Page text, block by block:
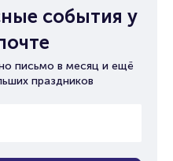
события у
письмо в месяц и ещё
праздников